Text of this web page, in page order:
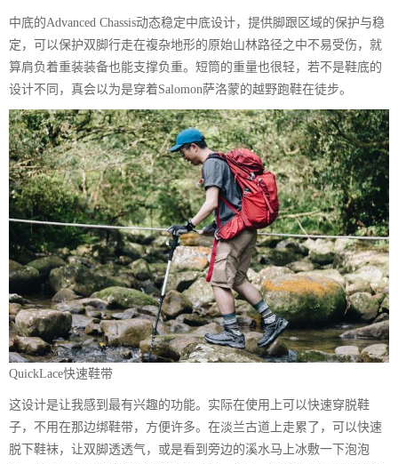
中底的Advanced Chassis动态稳定中底设计，提供脚跟区域的保护与稳
定，可以保护双脚行走在複杂地形的原始山林路径之中不易受伤，就
算肩负着重装装备也能支撑负重。短筒的重量也很轻，若不是鞋底的
设计不同，真会以为是穿着Salomon萨洛蒙的越野跑鞋在徒步。
QuickLace快速鞋带
这设计是让我感到最有兴趣的功能。实际在使用上可以快速穿脱鞋
子，不用在那边绑鞋带，方便许多。在淡兰古道上走累了，可以快速
脱下鞋袜，让双脚透透气，或是看到旁边的溪水马上冰敷一下泡泡